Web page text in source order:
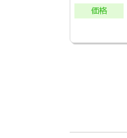
価格